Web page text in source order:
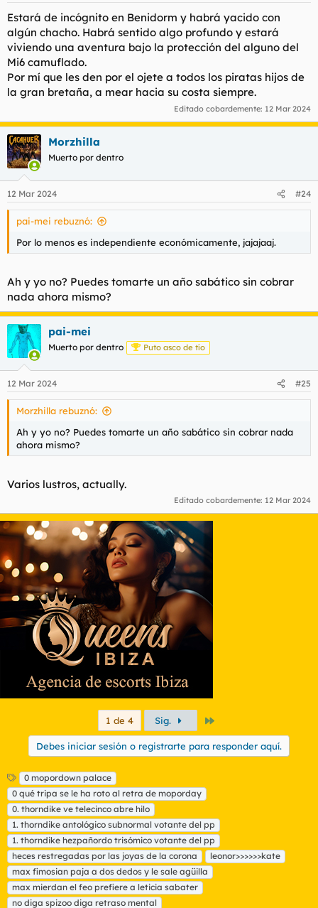
Estará de incógnito en Benidorm y habrá yacido con
algún chacho. Habrá sentido algo profundo y estará
viviendo una aventura bajo la protección del alguno del
Mi6 camuflado.
Por mí que les den por el ojete a todos los piratas hijos de
la gran bretaña, a mear hacia su costa siempre.
Editado cobardemente: 12 Mar 2024
Morzhilla
Muerto por dentro
12 Mar 2024 #24
pai-mei rebuznó:
Por lo menos es independiente económicamente, jajajaaj.
Ah y yo no? Puedes tomarte un año sabático sin cobrar
nada ahora mismo?
pai-mei
Muerto por dentro Puto asco de tío
12 Mar 2024 #25
Morzhilla rebuznó:
Ah y yo no? Puedes tomarte un año sabático sin cobrar nada
ahora mismo?
Varios lustros, actually.
Editado cobardemente: 12 Mar 2024
1 de 4 Sig.
Debes iniciar sesión o registrarte para responder aquí.
E
t
i
q
u
e
t
a
s
0 mopordown palace
0 qué tripa se le ha roto al retra de moporday
0. thorndike ve telecinco abre hilo
1. thorndike antológico subnormal votante del pp
1. thorndike hezpañordo trisómico votante del pp
heces restregadas por las joyas de la corona
leonor>>>>>>kate
max fimosian paja a dos dedos y le sale agüilla
max mierdan el feo prefiere a leticia sabater
no diga spizoo diga retraso mental